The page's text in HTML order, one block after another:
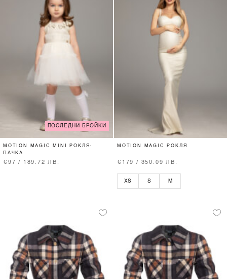
ПОСЛЕДНИ БРОЙКИ
MOTION MAGIC MINI РОКЛЯ-
ПАЧКА
€97 / 189.72 ЛВ.
MOTION MAGIC РОКЛЯ
€179 / 350.09 ЛВ.
XS S M